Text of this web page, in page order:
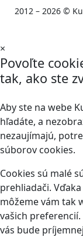
2012 – 2026 ©
×
Povoľte
tak, ako ste
Aby ste na webe
hľadáte, a
nezaujímajú,
súborov cookies.
Cookies sú malé
prehliadači.
môžeme vám tak
vašich
vás bude